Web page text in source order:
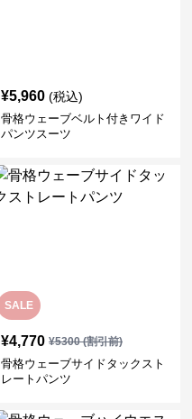
¥5,960 (税込)
骨格ウェーブベルト付きワイド
パンツスーツ
SALE
¥4,770 ¥5300(割引前)
骨格ウェーブサイドタックスト
レートパンツ